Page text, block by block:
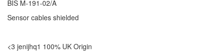
BIS M-191-02/A
Sensor cables shielded
<3 jenijhq1 100% UK Origin